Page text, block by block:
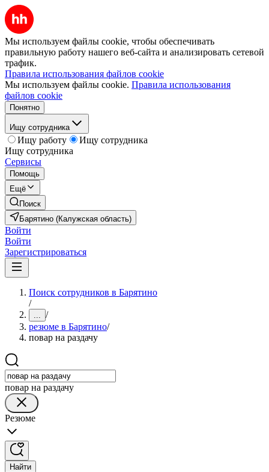
Мы используем файлы cookie, чтобы обеспечивать
правильную работу нашего веб-сайта и анализировать сетевой
трафик.
Правила использования файлов cookie
Мы используем файлы cookie. Правила использования
файлов cookie
Понятно
Ищу сотрудника
Ищу работу
Ищу сотрудника
Ищу сотрудника
Сервисы
Помощь
Ещё
Поиск
Барятино (Калужская область)
Войти
Войти
Зарегистрироваться
Поиск сотрудников в Барятино
/
... /
резюме в Барятино/
повар на раздачу
повар на раздачу
Резюме
Найти